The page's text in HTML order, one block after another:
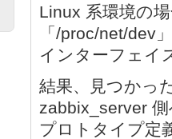
Linux 系環境の
「/proc/net/dev
インターフェイ
結果、見つかっ
zabbix_server
プロトタイプ定